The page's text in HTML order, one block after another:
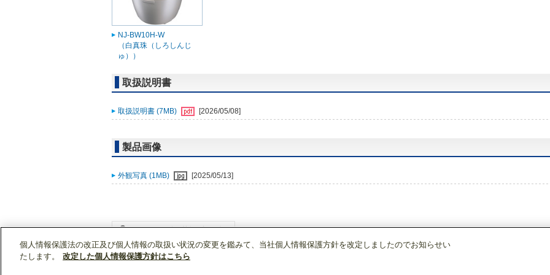
NJ-BW10H-W
（白真珠（しろしんじ
ゅ））
取扱説明書
取扱説明書 (7MB) [2026/05/08]
製品画像
外観写真 (1MB) [2025/05/13]
WIN2Kトップ 製品情報
個人情報保護法の改正及び個人情報の取扱い状況の変更を鑑みて、当社個人情報保護方針を改定しましたのでお知らせい
たします。
改定した個人情報保護方針はこちら